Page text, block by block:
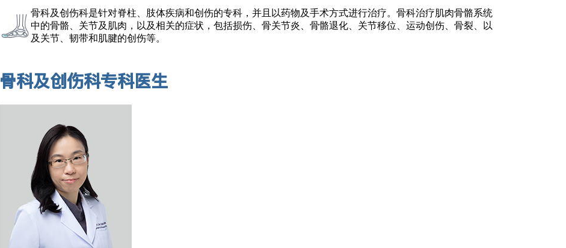
骨科及创伤科是针对脊柱、肢体疾病和创伤的专科，并且以药物及手术方式进行治疗。骨科治疗肌肉骨骼系统
中的骨骼、关节及肌肉，以及相关的症状，包括损伤、骨关节炎、骨骼退化、关节移位、运动创伤、骨裂、以
及关节、韧带和肌腱的创伤等。
骨科及创伤科专科医生